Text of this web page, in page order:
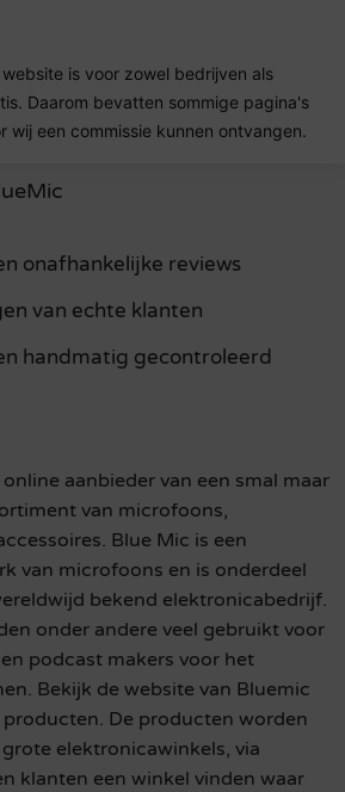
is voor zowel bedrijven als
Daarom bevatten sommige pagina's
wij een commissie kunnen ontvangen.
onafhankelijke reviews
van echte klanten
handmatig gecontroleerd
aanbieder van een smal maar
van microfoons,
Blue Mic is een
van microfoons en is onderdeel
bekend elektronicabedrijf.
onder andere veel gebruikt voor
podcast makers voor het
Bekijk de website van Bluemic
De producten worden
elektronicawinkels, via
klanten een winkel vinden waar